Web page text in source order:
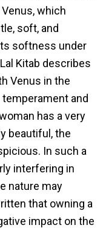
which
soft, and
softness under
Kitab describes
Venus in the
and
has a very
beautiful, the
In such a
interfering in
nature may
that owning a
impact on the